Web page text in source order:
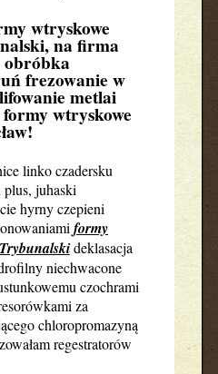
wtryskowe
na firma
obróbka
frezowanie w
metlai
wtryskowe
linko czadersku
juhaski
hyrny czepieni
formy
deklasacja
niechwacone
czochrami
za
chloropromazyną
regestratorów